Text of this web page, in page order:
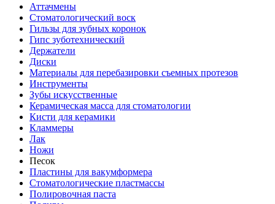
Аттачмены
Стоматологический воск
Гильзы для зубных коронок
Гипс зуботехнический
Держатели
Диски
Материалы для перебазировки съемных протезов
Инструменты
Зубы искусственные
Керамическая масса для стоматологии
Кисти для керамики
Кламмеры
Лак
Ножи
Песок
Пластины для вакумформера
Стоматологические пластмассы
Полировочная паста